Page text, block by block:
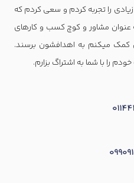
را تجربه کردم و سعی کردم که
مشاور و کوچ کسب و کارهای
میکنم به اهدافشون برسند.
را با شما به اشتراگ بزارم.